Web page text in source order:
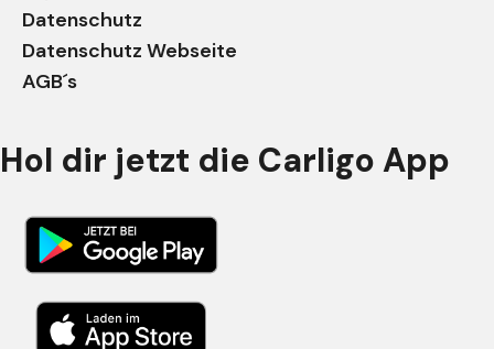
Datenschutz
Datenschutz Webseite
AGB´s
Hol dir jetzt die Carligo App